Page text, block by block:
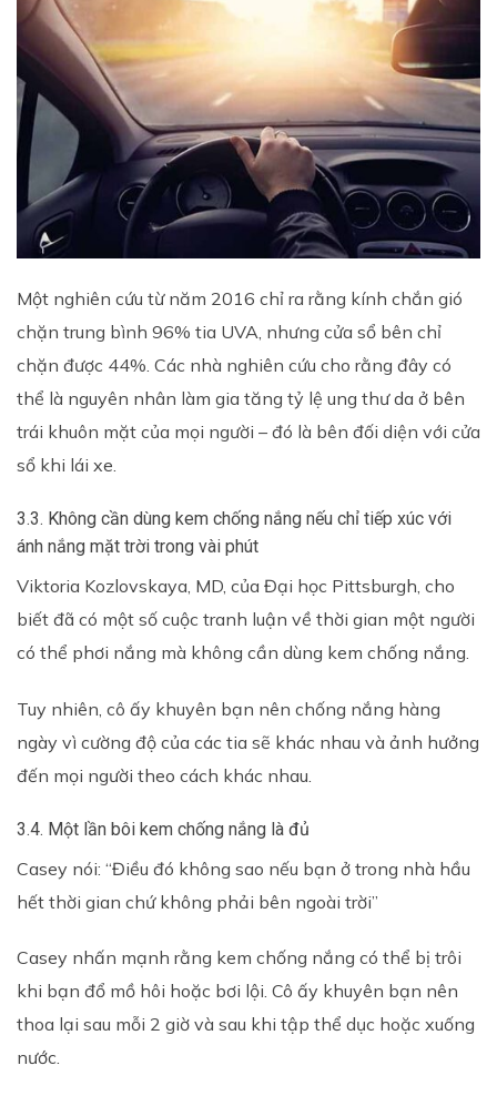
Một nghiên cứu từ năm 2016 chỉ ra rằng kính chắn gió
chặn trung bình 96% tia UVA, nhưng cửa sổ bên chỉ
chặn được 44%. Các nhà nghiên cứu cho rằng đây có
thể là nguyên nhân làm gia tăng tỷ lệ ung thư da ở bên
trái khuôn mặt của mọi người – đó là bên đối diện với cửa
sổ khi lái xe.
3.3. Không cần dùng kem chống nắng nếu chỉ tiếp xúc với
ánh nắng mặt trời trong vài phút
Viktoria Kozlovskaya, MD, của Đại học Pittsburgh, cho
biết đã có một số cuộc tranh luận về thời gian một người
có thể phơi nắng mà không cần dùng kem chống nắng.
Tuy nhiên, cô ấy khuyên bạn nên chống nắng hàng
ngày vì cường độ của các tia sẽ khác nhau và ảnh hưởng
đến mọi người theo cách khác nhau.
3.4. Một lần bôi kem chống nắng là đủ
Casey nói: “Điều đó không sao nếu bạn ở trong nhà hầu
hết thời gian chứ không phải bên ngoài trời”
Casey nhấn mạnh rằng kem chống nắng có thể bị trôi
khi bạn đổ mồ hôi hoặc bơi lội. Cô ấy khuyên bạn nên
thoa lại sau mỗi 2 giờ và sau khi tập thể dục hoặc xuống
nước.